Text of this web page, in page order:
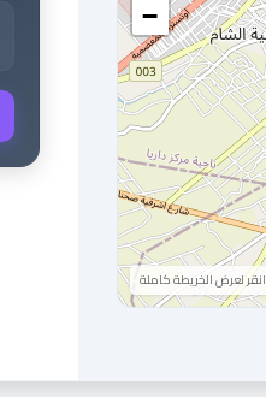
−
انقر لعرض الخريطة كاملة